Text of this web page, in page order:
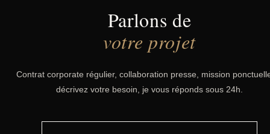
Parlons de
votre projet
Contrat corporate régulier, collaboration presse, mission
décrivez votre besoin, je vous réponds sous 24h.